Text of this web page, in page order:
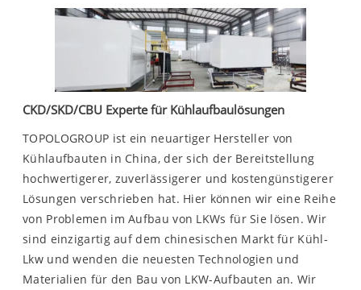
CKD/SKD/CBU Experte für Kühlaufbaulösungen
TOPOLOGROUP ist ein neuartiger Hersteller von
Kühlaufbauten in China, der sich der Bereitstellung
hochwertigerer, zuverlässigerer und kostengünstigerer
Lösungen verschrieben hat. Hier können wir eine Reihe
von Problemen im Aufbau von LKWs für Sie lösen. Wir
sind einzigartig auf dem chinesischen Markt für Kühl-
Lkw und wenden die neuesten Technologien und
Materialien für den Bau von LKW-Aufbauten an. Wir